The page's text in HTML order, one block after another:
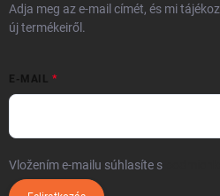
Adja meg az e-mail címét, és mi
új termékeiről.
E-MAIL
Vložením e-mailu súhlasíte s